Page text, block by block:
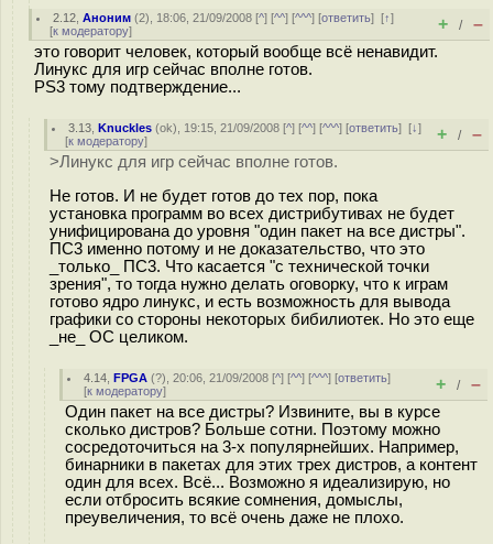
2.12 ,Аноним (2), 18:06, 21/09/2008 [^] [^^] [^^^] [ответить][↑]
[к модератору] + / –
это говорит человек, который вообще всё ненавидит.
Линукс для игр сейчас вполне готов.
PS3 тому подтверждение...
3.13 ,Knuckles (ok), 19:15, 21/09/2008 [^] [^^] [^^^] [ответить][↓]
[к модератору] + / –
>Линукс для игр сейчас вполне готов.
Не готов. И не будет готов до тех пор, пока
установка программ во всех дистрибутивах не будет
унифицирована до уровня "один пакет на все дистры".
ПС3 именно потому и не доказательство, что это
_только_ ПС3. Что касается "с технической точки
зрения", то тогда нужно делать оговорку, что к играм
готово ядро линукс, и есть возможность для вывода
графики со стороны некоторых бибилиотек. Но это еще
_не_ ОС целиком.
4.14 ,FPGA (?), 20:06, 21/09/2008 [^] [^^] [^^^] [ответить]
[к модератору] + / –
Один пакет на все дистры? Извините, вы в курсе
сколько дистров? Больше сотни. Поэтому можно
сосредоточиться на 3-х популярнейших. Например,
бинарники в пакетах для этих трех дистров, а контент
один для всех. Всё... Возможно я идеализирую, но
если отбросить всякие сомнения, домыслы,
преувеличения, то всё очень даже не плохо.